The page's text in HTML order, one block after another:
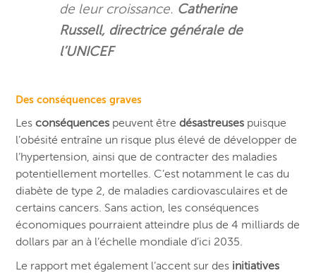
de leur croissance. Catherine
Russell, directrice générale de
l’UNICEF
Des conséquences graves
Lesconséquences peuvent êtredésastreuses puisque
l’obésité entraîne un risque plus élevé de développer de
l’hypertension, ainsi que de contracter des maladies
potentiellement mortelles. C’est notamment le cas du
diabète de type 2, de maladies cardiovasculaires et de
certains cancers. Sans action, les conséquences
économiques pourraient atteindre plus de 4 milliards de
dollars par an à l’échelle mondiale d’ici 2035.
Le rapport met également l’accent sur des initiatives